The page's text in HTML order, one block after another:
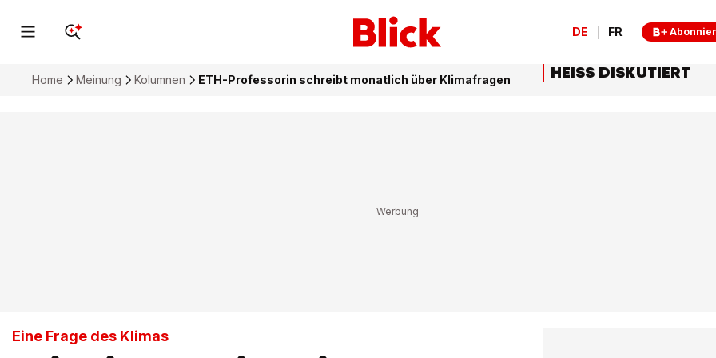
DE FR
Home Meinung Kolumnen ETH-Professorin schreibt monatlich über Klimafragen
Eine Frage des Klimas
HEISS DISKUTIERT